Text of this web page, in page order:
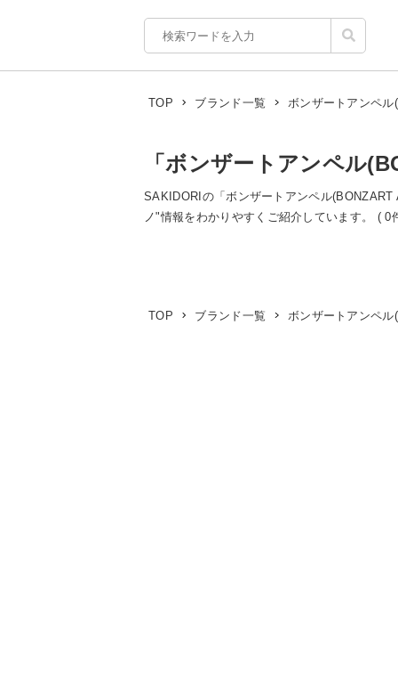
TOP ブランド一覧 ボンザートアンペ
「ボンザートアンペル
SAKIDORIの「ボンザートアンペル
ノ"情報をわかりやすくご紹介しています。 ( 0
TOP ブランド一覧 ボンザートアンペ